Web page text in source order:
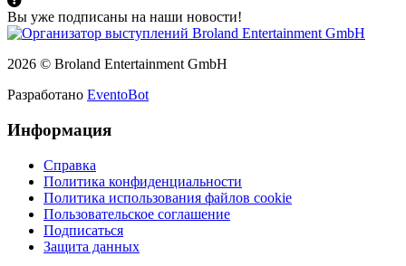
Вы уже подписаны на наши новости!
2026 © Broland Entertainment GmbH
Разработано EventoBot
Информация
Справка
Политика конфиденциальности
Политика использования файлов cookie
Пользовательское соглашение
Подписаться
Защита данных